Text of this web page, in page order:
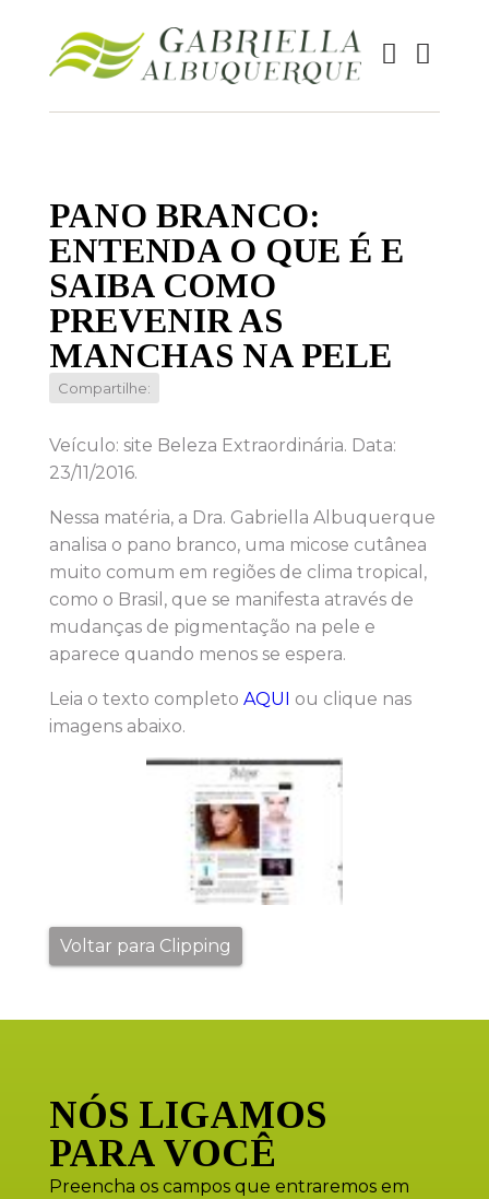
PANO BRANCO:
ENTENDA O QUE É E
SAIBA COMO
PREVENIR AS
MANCHAS NA PELE
Compartilhe:
Veículo: site Beleza Extraordinária. Data:
23/11/2016.
Nessa matéria, a Dra. Gabriella Albuquerque
analisa o pano branco, uma micose cutânea
muito comum em regiões de clima tropical,
como o Brasil, que se manifesta através de
mudanças de pigmentação na pele e
aparece quando menos se espera.
Leia o texto completo AQUI
ou clique nas
imagens abaixo.
Voltar para Clipping
NÓS LIGAMOS
PARA VOCÊ
Preencha os campos que entraremos em